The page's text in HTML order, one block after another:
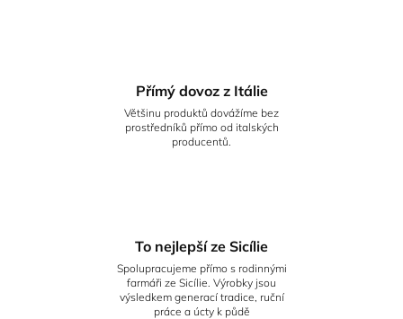
Přímý dovoz z Itálie
Většinu produktů dovážíme bez
prostředníků přímo od italských
producentů.
To nejlepší ze Sicílie
Spolupracujeme přímo s rodinnými
farmáři ze Sicílie. Výrobky jsou
výsledkem generací tradice, ruční
práce a úcty k půdě